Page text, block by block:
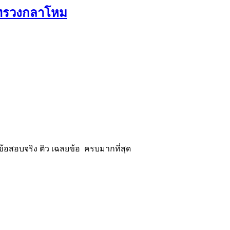
วงกลาโหม
อสอบจริง ติว เฉลยข้อ ครบมากที่สุด